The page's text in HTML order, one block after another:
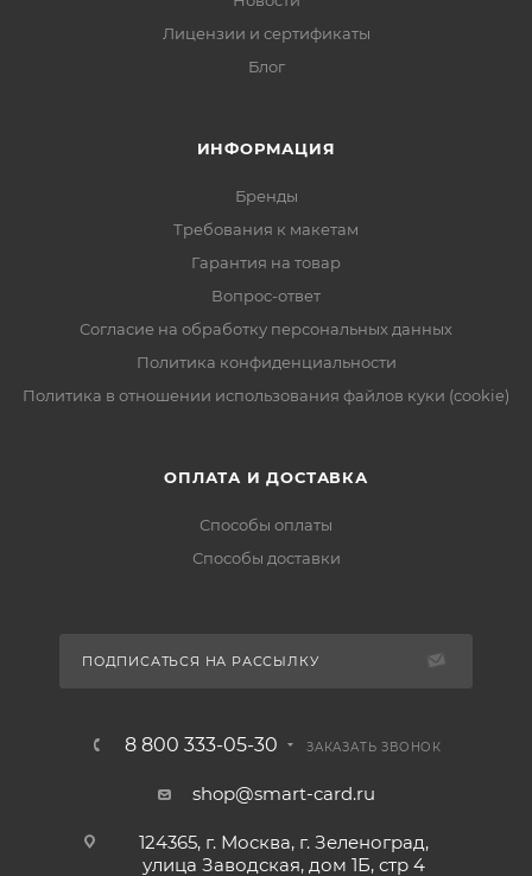
Лицензии и сертификаты
Блог
ИНФОРМАЦИЯ
Бренды
Требования к макетам
Гарантия на товар
Вопрос-ответ
Согласие на обработку персональных данных
Политика конфиденциальности
Политика в отношении использования файлов куки (cookie)
ОПЛАТА И ДОСТАВКА
Способы оплаты
Способы доставки
ПОДПИСАТЬСЯ НА РАССЫЛКУ
8 800 333-05-30 ЗАКАЗАТЬ ЗВОНОК
shop@smart-card.ru
124365, г. Москва, г. Зеленоград,
улица Заводская, дом 1Б, стр 4